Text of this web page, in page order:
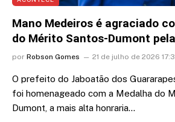
Mano Medeiros é agraciado
do Mérito Santos-Dumont
por Robson Gomes 21 de julho de 2026
O prefeito do Jaboatão dos
foi homenageado com a Medalha do
Dumont, a mais alta honraria…